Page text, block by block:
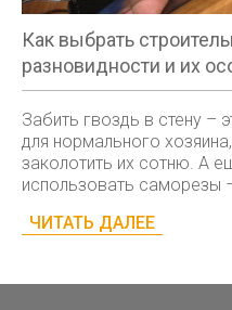
Как выбрать
разновидности и их
Забить гвоздь в стену –
для нормального
заколотить их сотню. А
использовать саморезы
ЧИТАТЬ ДАЛЕЕ